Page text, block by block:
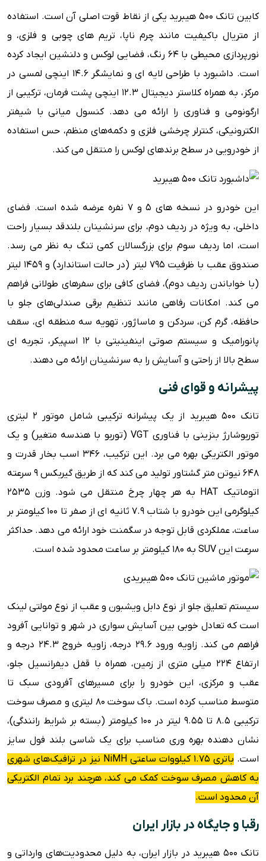
کابین تانک 500 هیبرید یکی از نقاط قوت اصلی آن است. استفاده
از متریال باکیفیت مانند چرم ناپا، تریم های چوبی و فلزی، و
نورپردازی محیطی با 64 رنگ، فضایی لوکس و دلنشین ایجاد کرده
است. داشبورد با طراحی لایه ای و نمایشگر 14.6 اینچی لمسی در
مرکز، به همراه کلاستر دیجیتال 12.3 اینچی پشت فرمان، ترکیبی از
ارگونومی و فناوری را ارائه می دهد. کنسول میانی با شیفتر
الکترونیکی، کنترلر چرخشی فلزی و دکمه‌های منظم، حس استفاده
از خودرویی در سطح برندهای لوکس را منتقل می کند.
این خودرو در نسخه های 5 و 7 نفره عرضه شده است. فضای
داخلی، به ویژه در ردیف دوم، برای سرنشینان بلندقد بسیار راحت
است، اما ردیف سوم برای بزرگسالان کمی تنگ به نظر می رسد.
صندوق عقب با ظرفیت 795 لیتر (در حالت استاندارد) و 1459 لیتر
(با خواباندن ردیف دوم)، فضای کافی برای سفرهای طولانی فراهم
می کند. امکانات رفاهی مانند تنظیم برقی صندلی‌های جلو با
حافظه، گرم کن، سردکن و ماساژور، تهویه سه منطقه ای، سقف
پانورامیک و سیستم صوتی اینفینیتی با 12 اسپیکر، تجربه ای
سطح بالا از راحتی و آسایش را به سرنشینان ارائه می دهند.
پیشرانه و قوای فنی
تانک 500 هیبرید از یک پیشرانه ترکیبی شامل موتور 2 لیتری
توربوشارژ بنزینی با فناوری VGT (توربو با هندسه متغیر) و یک
موتور الکتریکی بهره می برد. این ترکیب، 346 اسب بخار قدرت و
648 نیوتن متر گشتاور تولید می کند که از طریق گیربکس 9 سرعته
اتوماتیک HAT به هر چهار چرخ منتقل می شود. وزن 2535
کیلوگرمی این خودرو با شتاب 7.9 ثانیه ای از صفر تا 100 کیلومتر بر
ساعت، عملکردی قابل توجه در سگمنت خود ارائه می دهد. حداکثر
سرعت این SUV به 180 کیلومتر بر ساعت محدود شده است.
سیستم تعلیق جلو از نوع دابل ویشبون و عقب از نوع مولتی لینک
است که تعادل خوبی بین آسایش سواری در شهر و توانایی آفرود
فراهم می کند. زاویه ورود 29.6 درجه، زاویه خروج 24.3 درجه و
ارتفاع 224 میلی متری از زمین، همراه با قفل دیفرانسیل جلو،
عقب و مرکزی، این خودرو را برای مسیرهای آفرودی سبک تا
متوسط مناسب کرده است. باک سوخت 80 لیتری و مصرف سوخت
ترکیبی 8.5 تا 9.55 لیتر در 100 کیلومتر (بسته بر شرایط رانندگی)،
نشان دهنده بهره وری مناسب برای یک شاسی بلند فول سایز
است.
باتری 1.75 کیلووات ساعتی NiMH نیز در ترافیک‌های شهری
به کاهش مصرف سوخت کمک می کند، هرچند برد تمام الکتریکی
آن محدود است.
رقبا و جایگاه در بازار ایران
تانک 500 هیبرید در بازار ایران، به دلیل محدودیت‌های وارداتی و